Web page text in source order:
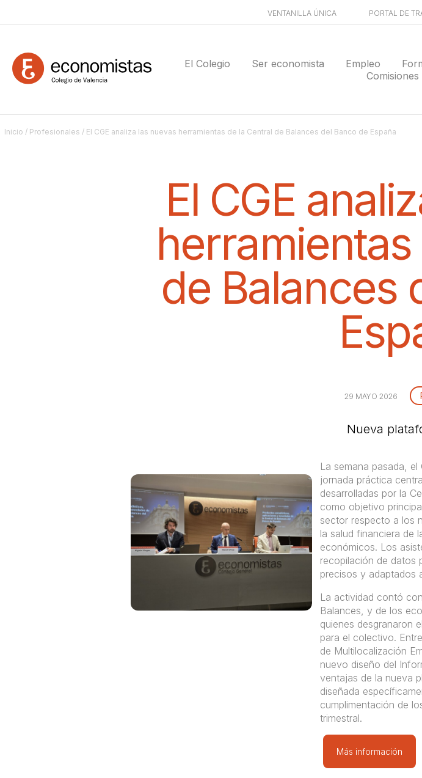
VENTANILLA ÚNICA PORTAL DE
El Colegio Ser economista Empleo
Comisiones
Inicio / Profesionales / El CGE analiza las nuevas herramientas de la Central de Balances del Banco de España
El CGE
de Balances
29 MAYO 2026
Nueva
La semana pasada,
jornada práctica
desarrolladas por la
como objetivo
sector respecto a los
la salud financiera de
económicos. Los
recopilación de datos
precisos y adaptados
La actividad contó
Balances, y de los
quienes desgranaron
para el colectivo.
de Multilocalización
nuevo diseño del
ventajas de la nueva
diseñada
cumplimentación de
trimestral.
Más información